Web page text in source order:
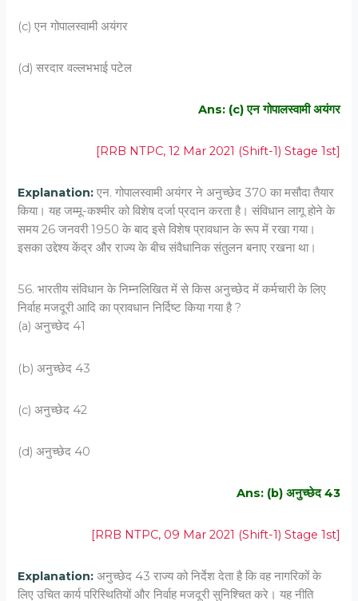
(c) एन गोपालस्वामी अयंगर
(d) सरदार वल्लभभाई पटेल
Ans: (c) एन गोपालस्वामी अयंगर
[RRB NTPC, 12 Mar 2021 (Shift-1) Stage 1st]
Explanation: एन. गोपालस्वामी अयंगर ने अनुच्छेद 370 का मसौदा तैयार
किया। यह जम्मू-कश्मीर को विशेष दर्जा प्रदान करता है। संविधान लागू होने के
समय 26 जनवरी 1950 के बाद इसे विशेष प्रावधान के रूप में रखा गया।
इसका उद्देश्य केंद्र और राज्य के बीच संवैधानिक संतुलन बनाए रखना था।
56. भारतीय संविधान के निम्नलिखित में से किस अनुच्छेद में कर्मचारी के लिए
निर्वाह मजदूरी आदि का प्रावधान निर्दिष्ट किया गया है ?
(a) अनुच्छेद 41
(b) अनुच्छेद 43
(c) अनुच्छेद 42
(d) अनुच्छेद 40
Ans: (b) अनुच्छेद 43
[RRB NTPC, 09 Mar 2021 (Shift-1) Stage 1st]
Explanation:अनुच्छेद 43 राज्य को निर्देश देता है कि वह नागरिकों के
लिए उचित कार्य परिस्थितियों और निर्वाह मजदूरी सुनिश्चित करे। यह नीति